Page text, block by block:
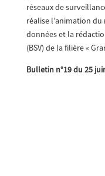
réseaux de
réalise l’animation du
données et la
(BSV) de la filière «
Bulletin n°19 du 25